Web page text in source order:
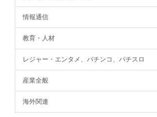
情報通信
教育・人材
レジャー・エンタメ、パチンコ、パチスロ
産業全般
海外関連